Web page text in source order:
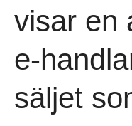
visar en
e-
säljet